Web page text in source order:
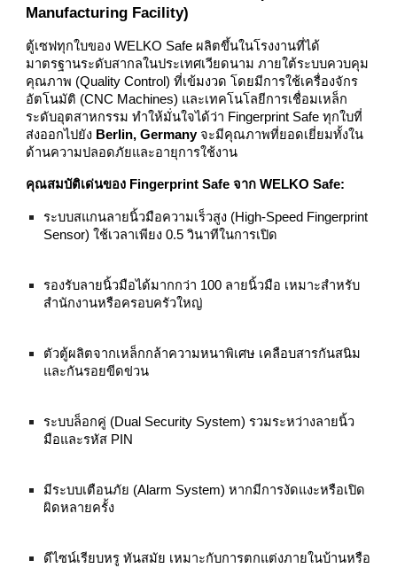
Manufacturing Facility)
ตู้เซฟทุกใบของ WELKO Safe ผลิตขึ้นในโรงงานที่ได้
มาตรฐานระดับสากลในประเทศเวียดนาม ภายใต้ระบบควบคุม
คุณภาพ (Quality Control) ที่เข้มงวด โดยมีการใช้เครื่องจักร
อัตโนมัติ (CNC Machines) และเทคโนโลยีการเชื่อมเหล็ก
ระดับอุตสาหกรรม ทำให้มั่นใจได้ว่า Fingerprint Safe ทุกใบที่
ส่งออกไปยัง Berlin, Germanyจะมีคุณภาพที่ยอดเยี่ยมทั้งใน
ด้านความปลอดภัยและอายุการใช้งาน
คุณสมบัติเด่นของ Fingerprint Safe จาก WELKO Safe:
ระบบสแกนลายนิ้วมือความเร็วสูง (High-Speed Fingerprint
Sensor) ใช้เวลาเพียง 0.5 วินาทีในการเปิด
รองรับลายนิ้วมือได้มากกว่า 100 ลายนิ้วมือ เหมาะสำหรับ
สำนักงานหรือครอบครัวใหญ่
ตัวตู้ผลิตจากเหล็กกล้าความหนาพิเศษ เคลือบสารกันสนิม
และกันรอยขีดข่วน
ระบบล็อกคู่ (Dual Security System) รวมระหว่างลายนิ้ว
มือและรหัส PIN
มีระบบเตือนภัย (Alarm System) หากมีการงัดแงะหรือเปิด
ผิดหลายครั้ง
ดีไซน์เรียบหรู ทันสมัย เหมาะกับการตกแต่งภายในบ้านหรือ